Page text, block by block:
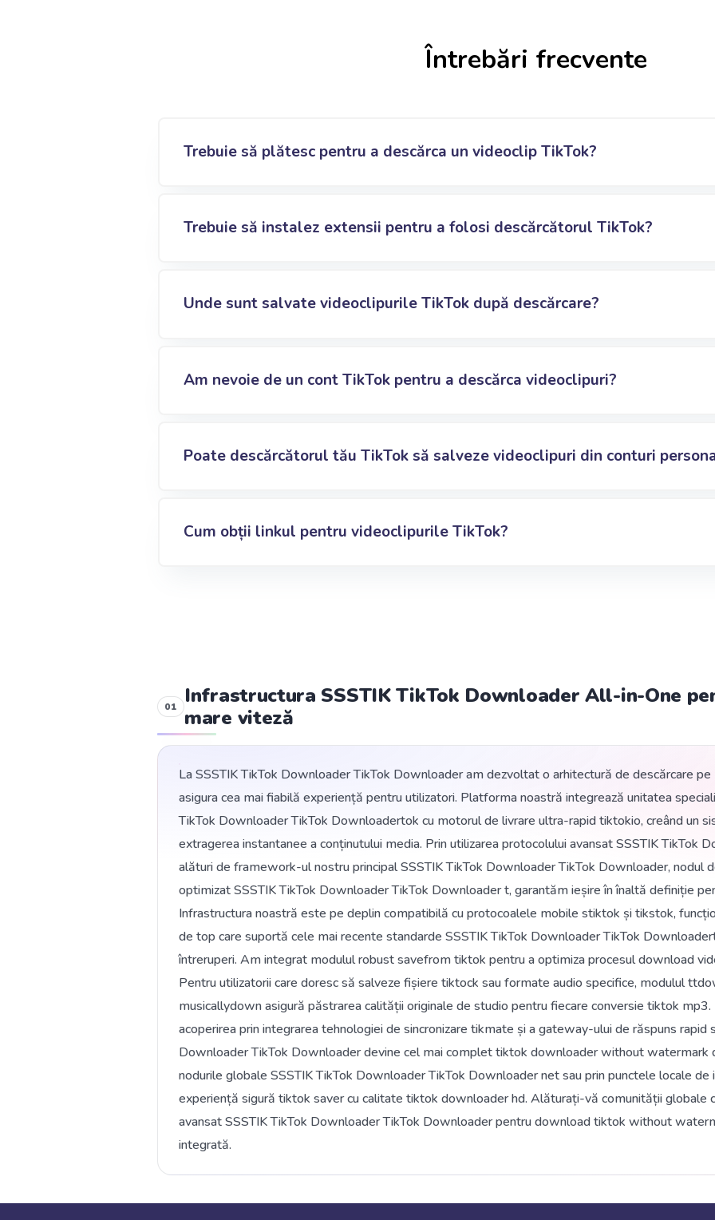
Întrebări frecvente
Trebuie să plătesc pentru a descărca un videoclip TikTok?
Trebuie să instalez extensii pentru a folosi descărcătorul TikTok?
Unde sunt salvate videoclipurile TikTok după descărcare?
Am nevoie de un cont TikTok pentru a descărca videoclipuri?
Poate descărcătorul tău TikTok să salveze videoclipuri din conturi
Cum obții linkul pentru videoclipurile TikTok?
Infrastructura SSSTIK TikTok Downloader All-in-One
mare viteză
La SSSTIK TikTok Downloader TikTok Downloader am dezvoltat o arhitectură de descărcare
asigura cea mai fiabilă experiență pentru utilizatori. Platforma noastră integrează unitatea
TikTok Downloader TikTok Downloadertok cu motorul de livrare ultra-rapid tiktokio, creând un
extragerea instantanee a conținutului media. Prin utilizarea protocolului avansat SSSTIK TikTok
alături de framework-ul nostru principal SSSTIK TikTok Downloader TikTok Downloader, nodul
optimizat SSSTIK TikTok Downloader TikTok Downloader t, garantăm ieșire în înaltă definiție
Infrastructura noastră este pe deplin compatibilă cu protocoalele mobile stiktok și tikstok,
de top care suportă cele mai recente standarde SSSTIK TikTok Downloader TikTok
întreruperi. Am integrat modulul robust savefrom tiktok pentru a optimiza procesul download
Pentru utilizatorii care doresc să salveze fișiere tiktock sau formate audio specifice, modulul
musicallydown asigură păstrarea calității originale de studio pentru fiecare conversie tiktok
acoperirea prin integrarea tehnologiei de sincronizare tikmate și a gateway-ului de răspuns rapid
Downloader TikTok Downloader devine cel mai complet tiktok downloader without watermark
nodurile globale SSSTIK TikTok Downloader TikTok Downloader net sau prin punctele locale
experiență sigură tiktok saver cu calitate tiktok downloader hd. Alăturați-vă comunității globale
avansat SSSTIK TikTok Downloader TikTok Downloader pentru download tiktok without
integrată.